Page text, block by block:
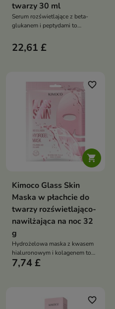
twarzy 30 ml
Serum rozświetlające z beta-
glukanem i peptydami to
które pomaga uzyskać efekt
„glass skin”. Wygładza skórę,
22,61 £

favorite_border
Kimoco Glass Skin
Maska w płachcie do
twarzy rozświetlająco-
nawilżająca na noc 32
g
Hydrożelowa maska z kwasem
hialuronowym i kolagenem to
intensywnie nawilżająca kuracja,
skin” – gładkiej, promiennej cery
7,74 £
favorite_border